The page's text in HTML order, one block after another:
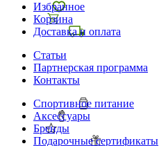
Избранное
Корзина
Доставка и оплата
Статьи
Партнерская программа
Контакты
Спортивное питание
Аксессуары
Бренды
Подарочные сертификаты